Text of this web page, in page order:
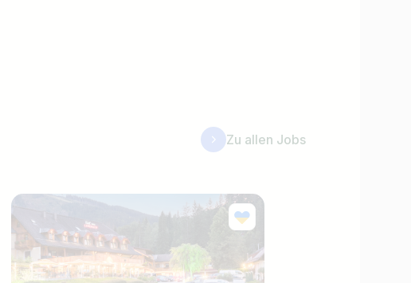
Zu allen Jobs